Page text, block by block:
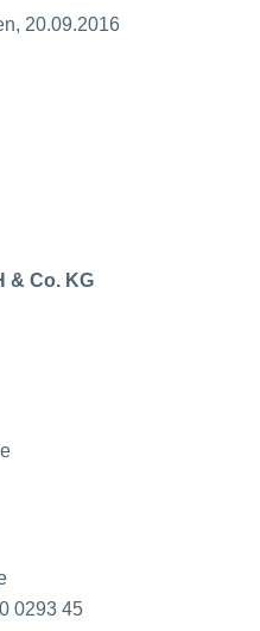
20.09.2016
& Co. KG
0293 45